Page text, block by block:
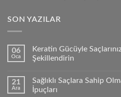
SON YAZILAR
06
Oca
Keratin Gücüyle
Şekillendirin
21
Ara
Sağlıklı Saçlara Sahip
İpuçları